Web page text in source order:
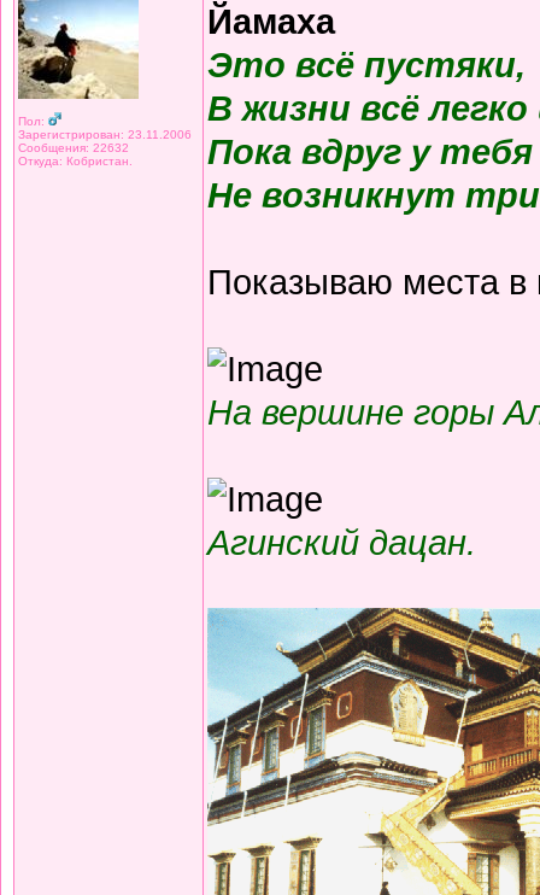
Пол:
Зарегистрирован: 23.11.2006
Сообщения: 22632
Откуда: Кобристан.
Йамаха
Это всё пустяки,
В жизни всё
Пока вдруг у
Не возникнут
Показываю места в
На вершине горы
Агинский дацан.